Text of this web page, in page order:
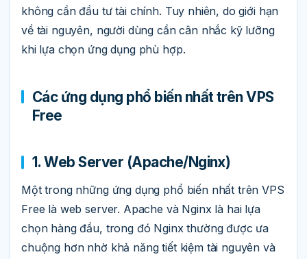
không cần đầu tư tài chính. Tuy nhiên, do giới hạn
về tài nguyên, người dùng cần cân nhắc kỹ lưỡng
khi lựa chọn ứng dụng phù hợp.
Các ứng dụng phổ biến nhất trên VPS
Free
1. Web Server (Apache/Nginx)
Một trong những ứng dụng phổ biến nhất trên VPS
Free là web server. Apache và Nginx là hai lựa
chọn hàng đầu, trong đó Nginx thường được ưa
chuộng hơn nhờ khả năng tiết kiệm tài nguyên và